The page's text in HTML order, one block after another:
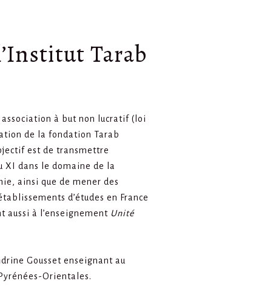
Tarab
association à but non lucratif (loi
de la fondation Tarab
est de transmettre
XI dans le domaine de la
ainsi que de mener des
d’études en France
aussi à l’enseignement Unité
Gousset enseignant au
Orientales.